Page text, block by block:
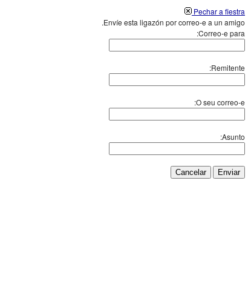
Pechar a fiestra
Envíe esta ligazón por correo-e a un amigo.
Correo-e para:
Remitente:
O seu correo-e:
Asunto:
Enviar
Cancelar